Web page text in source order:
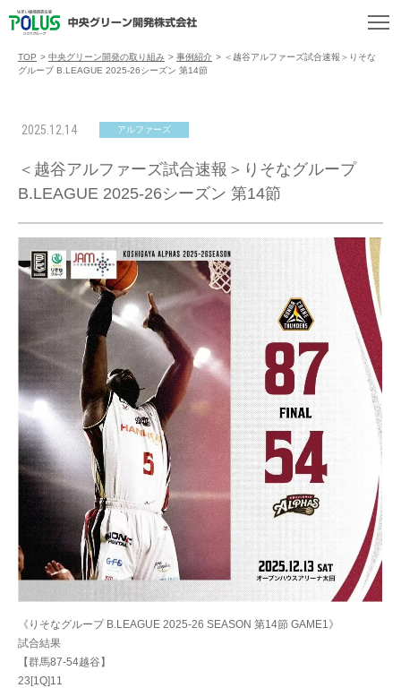
TOP > 中央グリーン開発の取り組み > 事例紹介 > ＜越谷アルファーズ試合速報＞りそな
グループ B.LEAGUE 2025-26シーズン 第14節
2025.12.14 アルファーズ
＜越谷アルファーズ試合速報＞りそなグループ
B.LEAGUE 2025-26シーズン 第14節
《りそなグループ B.LEAGUE 2025-26 SEASON 第14節 GAME1》
試合結果
【群馬87-54越谷】
23[1Q]11